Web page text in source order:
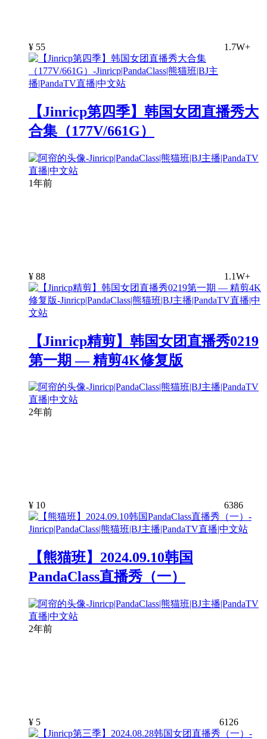
¥ 55 1.7W+
【Jinricp第四季】韩国女团直播秀大
合集（177V/661G）
1年前
¥ 88 1.1W+
【Jinricp精剪】韩国女团直播秀0219
第一期 — 精剪4K修复版
2年前
¥ 10 6386
【熊猫班】2024.09.10韩国
PandaClass直播秀（一）
2年前
¥ 5 6126